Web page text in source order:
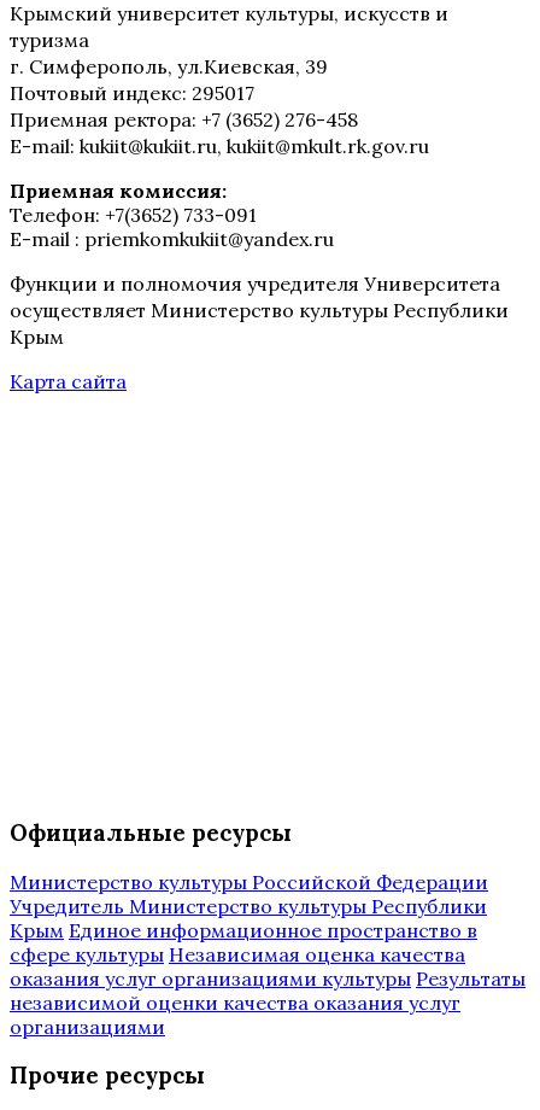
Крымский университет культуры, искусств и
туризма
г. Симферополь, ул.Киевская, 39
Почтовый индекс: 295017
Приемная ректора: +7 (3652) 276-458
E-mail: kukiit@kukiit.ru, kukiit@mkult.rk.gov.ru
Приемная комиссия:
Телефон: +7(3652) 733-091
E-mail : priemkomkukiit@yandex.ru
Функции и полномочия учредителя Университета
осуществляет Министерство культуры Республики
Крым
Карта сайта
Официальные ресурсы
Министерство культуры Российской Федерации
Учредитель Министерство культуры Республики
Крым Единое информационное пространство в
сфере культуры Независимая оценка качества
оказания услуг организациями культуры Результаты
независимой оценки качества оказания услуг
организациями
Прочие ресурсы